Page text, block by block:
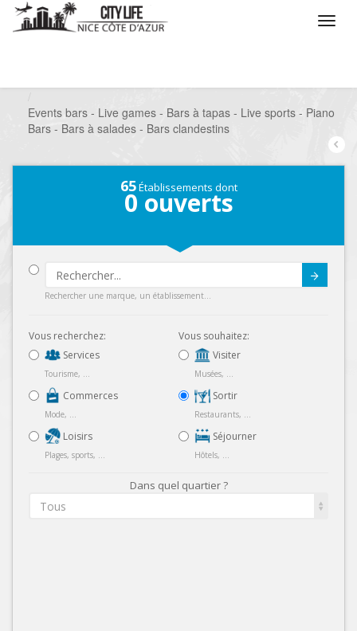
Events bars - Live games - Bars à tapas - Live sports - Piano
Bars - Bars à salades - Bars clandestins
65Établissements dont
0 ouverts
Rechercher une marque, un établissement...
Vous recherchez:
Services
Tourisme, ...
Commerces
Mode, ...
Loisirs
Plages, sports, ...
Vous souhaitez:
Visiter
Musées, ...
Sortir
Restaurants, ...
Séjourner
Hôtels, ...
Dans quel quartier ?
Tous